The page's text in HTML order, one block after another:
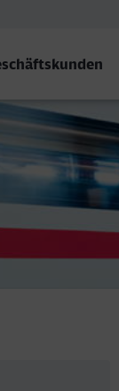
Hbf